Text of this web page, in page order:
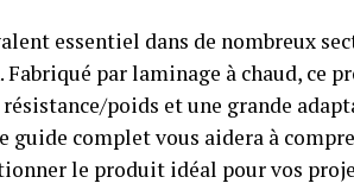
essentiel dans de nombreux
par laminage à chaud, ce
poids et une grande
guide complet vous aidera à
le produit idéal pour vos